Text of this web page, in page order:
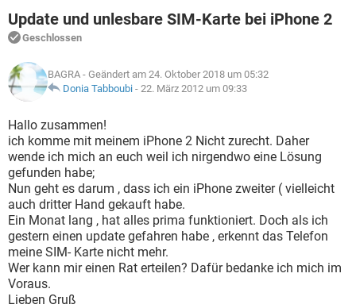
WHATSAPP TIKTOK
FACEBOOK
WINDOWS 10
WHATSAPP
FACEBOOK HARDWARE
SPIELE STREAMING
ANDROID
WINDOWS 10 INSTAGRAM
WHATSAPP
FACEBOOK
FORUM
SPIELE
ANDROID IOS
WHATSAPP TIKTOK
FACEBOOK
LEXIKON
SPIELE
ANDROID
WINDOWS 10 INSTAGRAM
WHATSAPP TIKTOK
FACEBOOK
Update und unlesbare SIM-Karte bei iPhone 2
Geschlossen
BAGRA - Geändert am 24. Oktober 2018 um 05:32
Donia Tabboubi - 22. März 2012 um 09:33
Hallo zusammen!
ich komme mit meinem iPhone 2 Nicht zurecht. Daher
wende ich mich an euch weil ich nirgendwo eine Lösung
gefunden habe;
Nun geht es darum , dass ich ein iPhone zweiter ( vielleicht
auch dritter Hand gekauft habe.
Ein Monat lang , hat alles prima funktioniert. Doch als ich
gestern einen update gefahren habe , erkennt das Telefon
meine SIM- Karte nicht mehr.
Wer kann mir einen Rat erteilen? Dafür bedanke ich mich im
Voraus.
Lieben Gruß